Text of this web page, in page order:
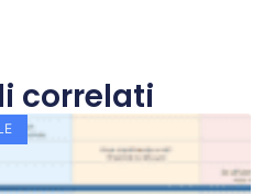
correlati